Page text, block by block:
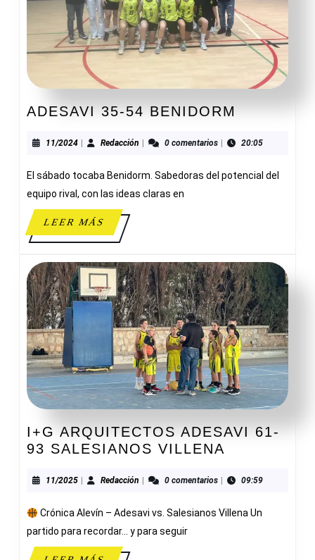
ADESAVI 35-54 BENIDORM
54
11/202411/2024Redacción Redacción0 comentarios 20:05
El sábado tocaba Benidorm. Sabedoras del potencial del
equipo rival, con las ideas claras en
LEER MÁSLEER
MÁS
I+G ARQUITECTOS ADESAVI 61-
93 SALESIANOS VILLENA
ADESAVI
93
11/202511/2025Redacción Redacción0 comentarios 09:59
Crónica Alevín – Adesavi vs. Salesianos Villena Un
partido para recordar… y para seguir